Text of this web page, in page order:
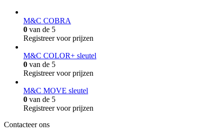
M&C COBRA
0 van de 5
Registreer voor prijzen
M&C COLOR+ sleutel
0 van de 5
Registreer voor prijzen
M&C MOVE sleutel
0 van de 5
Registreer voor prijzen
Contacteer ons